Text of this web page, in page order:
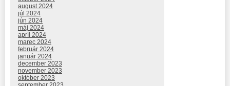
august 2024
júl 2024
jún 2024
máj 2024
apríl 2024
marec 2024
február 2024
január 2024
december 2023
november 2023
október 2023